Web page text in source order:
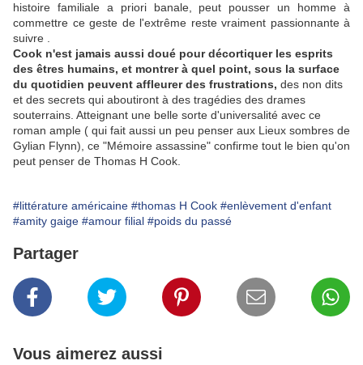
histoire familiale a priori banale, peut pousser un homme à
commettre ce geste de l'extrême reste vraiment passionnante à
suivre .
Cook n'est jamais aussi doué pour décortiquer les esprits
des êtres humains, et montrer à quel point, sous la surface
du quotidien peuvent affleurer des frustrations, des non dits
et des secrets qui aboutiront à des tragédies des drames
souterrains. Atteignant une belle sorte d'universalité avec ce
roman ample ( qui fait aussi un peu penser aux Lieux sombres de
Gylian Flynn), ce "Mémoire assassine" confirme tout le bien qu'on
peut penser de Thomas H Cook.
#littérature américaine #thomas H Cook #enlèvement d'enfant
#amity gaige #amour filial #poids du passé
Partager
Vous aimerez aussi